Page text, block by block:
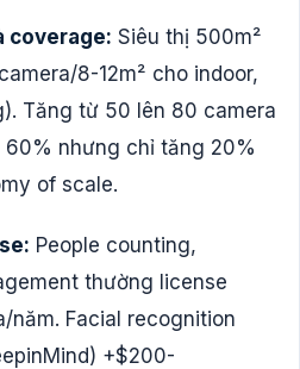
coverage: Siêu thị 500m²
8-12m² cho indoor,
Tăng từ 50 lên 80 camera
nhưng chỉ tăng 20%
of scale.
People counting,
thường license
năm. Facial recognition
+$200-